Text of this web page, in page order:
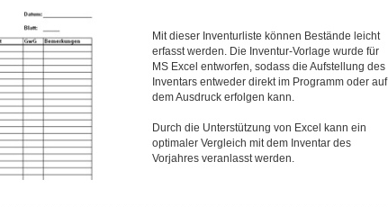
Mit dieser Inventurliste können Bestände leicht
erfasst werden. Die Inventur-Vorlage wurde für
MS Excel entworfen, sodass die Aufstellung des
Inventars entweder direkt im Programm oder auf
dem Ausdruck erfolgen kann.
Durch die Unterstützung von Excel kann ein
optimaler Vergleich mit dem Inventar des
Vorjahres veranlasst werden.